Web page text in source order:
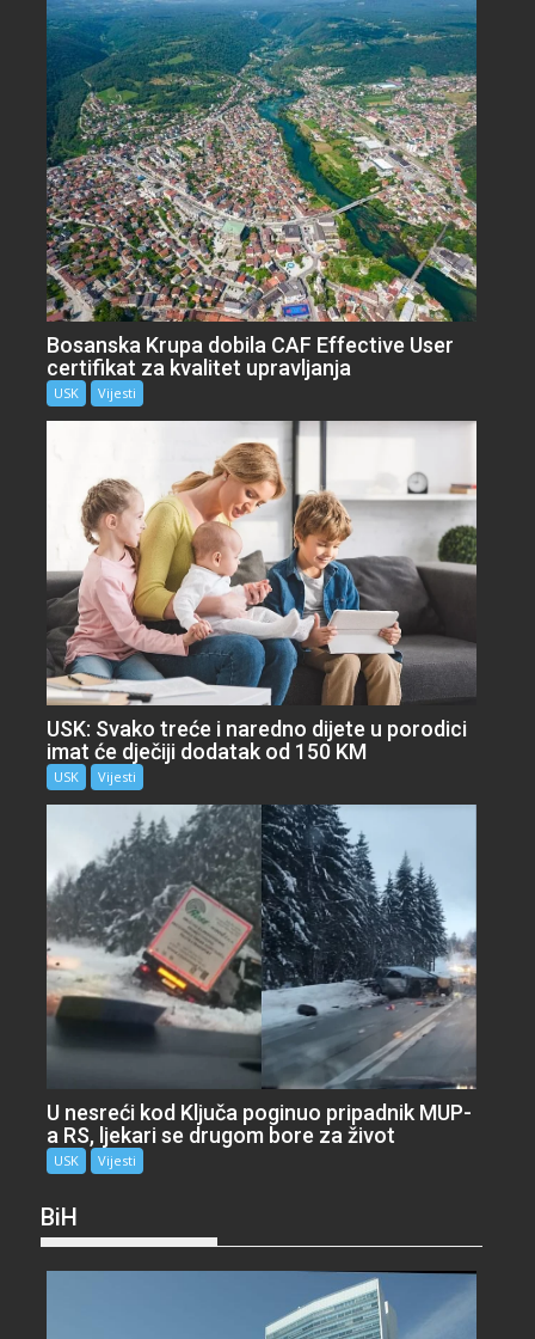
Bosanska Krupa dobila CAF Effective User
certifikat za kvalitet upravljanja
USK Vijesti
USK: Svako treće i naredno dijete u porodici
imat će dječiji dodatak od 150 KM
USK Vijesti
U nesreći kod Ključa poginuo pripadnik MUP-
a RS, ljekari se drugom bore za život
USK Vijesti
BiH